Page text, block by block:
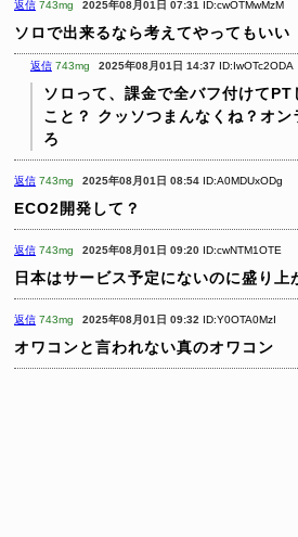
返信 743mg 2025年08月01日 07:31 ID:cwOTMwMzM
ソロで出来るなら考えてやってもいい
返信 743mg 2025年08月01日 14:37 ID:IwOTc2ODA
ソロって、課金で全バフ付けてPT
こと？
クッソつまんなくね？オ
ろ
返信 743mg 2025年08月01日 08:54 ID:A0MDUxODg
ECO2開発して？
返信 743mg 2025年08月01日 09:20 ID:cwNTM1OTE
日本はサービス予定にないのに盛り上
返信 743mg 2025年08月01日 09:32 ID:Y0OTA0MzI
オワコンと言われない真のオワコン